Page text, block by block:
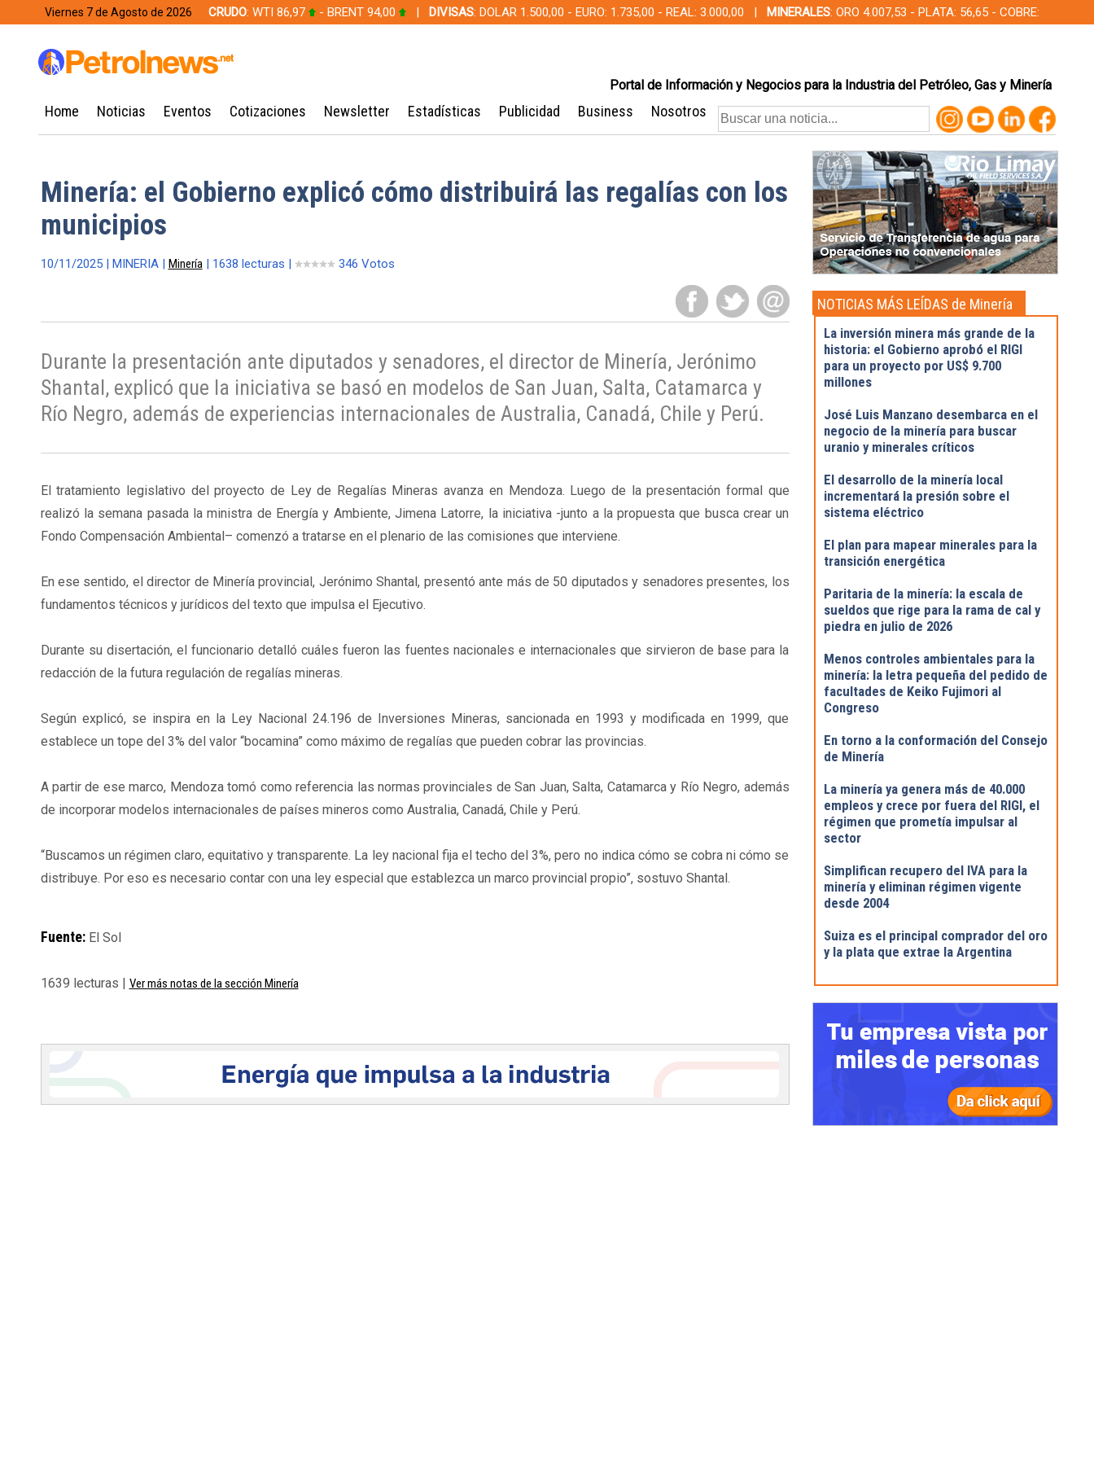
Viernes 7 de Agosto de 2026 CRUDO: WTI 86,97 - BRENT 94,00 | DIVISAS: DOLAR 1.500,00 - EURO: 1.735,00 - REAL: 3.000,00 | MINERALES: ORO 4.007,53 - PLATA: 56,65 - COBRE:
Portal de Información y Negocios para la Industria del Petróleo, Gas y Minería
Home Noticias Eventos Cotizaciones Newsletter Estadísticas Publicidad Business Nosotros
Minería: el Gobierno explicó cómo distribuirá las regalías con los
municipios
10/11/2025 | MINERIA | Minería| 1638 lecturas | 346 Votos
Durante la presentación ante diputados y senadores, el director de Minería, Jerónimo
Shantal, explicó que la iniciativa se basó en modelos de San Juan, Salta, Catamarca y
Río Negro, además de experiencias internacionales de Australia, Canadá, Chile y Perú.
El tratamiento legislativo del proyecto de Ley de Regalías Mineras avanza en Mendoza. Luego de la presentación formal que
realizó la semana pasada la ministra de Energía y Ambiente, Jimena Latorre, la iniciativa -junto a la propuesta que busca crear un
Fondo Compensación Ambiental– comenzó a tratarse en el plenario de las comisiones que interviene.
En ese sentido, el director de Minería provincial, Jerónimo Shantal, presentó ante más de 50 diputados y senadores presentes, los
fundamentos técnicos y jurídicos del texto que impulsa el Ejecutivo.
Durante su disertación, el funcionario detalló cuáles fueron las fuentes nacionales e internacionales que sirvieron de base para la
redacción de la futura regulación de regalías mineras.
Según explicó, se inspira en la Ley Nacional 24.196 de Inversiones Mineras, sancionada en 1993 y modificada en 1999, que
establece un tope del 3% del valor “bocamina” como máximo de regalías que pueden cobrar las provincias.
A partir de ese marco, Mendoza tomó como referencia las normas provinciales de San Juan, Salta, Catamarca y Río Negro, además
de incorporar modelos internacionales de países mineros como Australia, Canadá, Chile y Perú.
“Buscamos un régimen claro, equitativo y transparente. La ley nacional fija el techo del 3%, pero no indica cómo se cobra ni cómo se
distribuye. Por eso es necesario contar con una ley especial que establezca un marco provincial propio”, sostuvo Shantal.
Fuente:El Sol
1639 lecturas | Ver más notas de la sección Minería
NOTICIAS MÁS LEÍDAS de Minería
La inversión minera más grande de la
historia: el Gobierno aprobó el RIGI
para un proyecto por US$ 9.700
millones
José Luis Manzano desembarca en el
negocio de la minería para buscar
uranio y minerales críticos
El desarrollo de la minería local
incrementará la presión sobre el
sistema eléctrico
El plan para mapear minerales para la
transición energética
Paritaria de la minería: la escala de
sueldos que rige para la rama de cal y
piedra en julio de 2026
Menos controles ambientales para la
minería: la letra pequeña del pedido de
facultades de Keiko Fujimori al
Congreso
En torno a la conformación del Consejo
de Minería
La minería ya genera más de 40.000
empleos y crece por fuera del RIGI, el
régimen que prometía impulsar al
sector
Simplifican recupero del IVA para la
minería y eliminan régimen vigente
desde 2004
Suiza es el principal comprador del oro
y la plata que extrae la Argentina